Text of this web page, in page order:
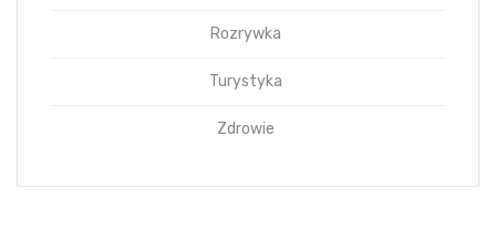
Rozrywka
Turystyka
Zdrowie